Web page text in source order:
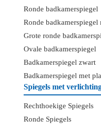
Ronde badkamerspiegel
Ronde
Grote ronde
Ovale badkamerspiegel
Badkamerspiegel zwart
Badkamerspiegel met
Spiegels met
Rechthoekige Spiegels
Ronde Spiegels